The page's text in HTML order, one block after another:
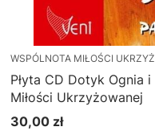
WSPÓLNOTA MIŁOŚCI
Płyta CD Dotyk Ognia
Miłości Ukrzyżowanej
Cena
30,00 zł